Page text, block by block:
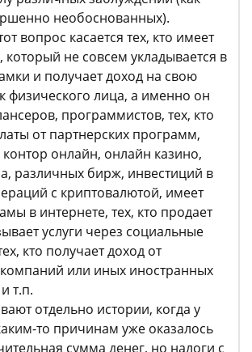
необоснованных).
вопрос касается тех, кто имеет
который не совсем укладывается в
и получает доход на свою
физического лица, а именно он
программистов, тех, кто
от партнерских программ,
контор онлайн, онлайн казино,
различных бирж, инвестиций в
с криптовалютой, имеет
в интернете, тех, кто продает
услуги через социальные
кто получает доход от
или иных иностранных
т.п.
отдельно истории, когда у
то причинам уже оказалось
сумма денег, но налоги с